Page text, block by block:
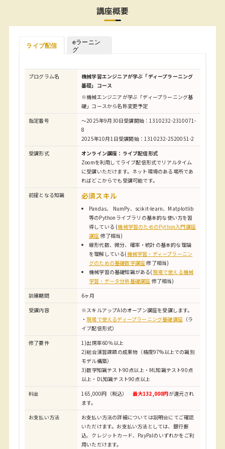
講座概要
ライブ配信
eラーニン
グ
プログラム名
機械学習エンジニアが学ぶ「ディープラーニング
基礎」コース
※機械エンジニアが学ぶ「ディープラーニング基
礎」コースから名称変更予定
指定番号
～2025年9月30日受講開始：1310232-2310071-
8
2025年10月1日受講開始：1310232-2520051-2
受講形式
オンライン講座：ライブ配信形式
Zoomを利用してライブ配信形式でリアルタイム
に受講いただけます。ネット環境のある場所であ
ればどこからでも受講可能です。
前提となる知識
必須スキル
Pandas、 NumPy、scikit-learn、Matplotlib
等のPythonライブラリの基本的な使い方を習
得している (機械学習のためのPython入門講座
講座 修了相当)
線形代数、微分、確率・統計の基本的な理論
を理解している(機械学習・ディープラーニン
グのための基礎数学講座修了相当)
機械学習の基礎知識がある(現場で使える機械
学習・データ分析基礎講座 修了相当)
訓練期間
6ヶ月
受講内容
※スキルアップAIのオープン講座を受講します。
・現場で使えるディープラーニング基礎講座（ラ
イブ配信形式）
修了要件
1)出席率60％以上
2)総合演習課題の成果物（精度97%以上での識別
モデル構築）
3)数学知識テスト90点以上・ML知識テスト90点
以上・DL知識テスト90点以上
料金
165,000円（税込） 最大132,000円が還元され
ます。
お支払い方法
お支払い方法の詳細については説明会にてご確認
いただけます。お支払い方法としては、銀行振
込、クレジットカード、PayPalのいずれかをご利
用いただけます。